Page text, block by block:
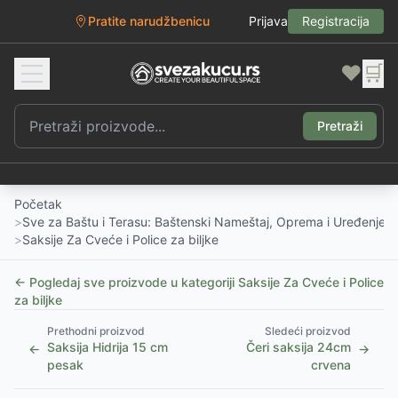
Pratite narudžbenicu Prijava Registracija
❤️ 🛒
Pretraži
Početak
>Sve za Baštu i Terasu: Baštenski Nameštaj, Oprema i Uređenje
>Saksije Za Cveće i Police za biljke
← Pogledaj sve proizvode u kategoriji Saksije Za Cveće i Police
za biljke
←
Prethodni proizvod
Saksija Hidrija 15 cm
pesak
Sledeći proizvod
Čeri saksija 24cm
crvena
→